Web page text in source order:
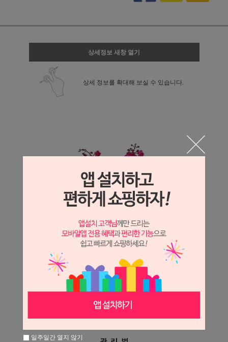
상세정보 새창 열기
상세 정보를 확대해 보실 수 있습니다.
일주일간 열지 않기